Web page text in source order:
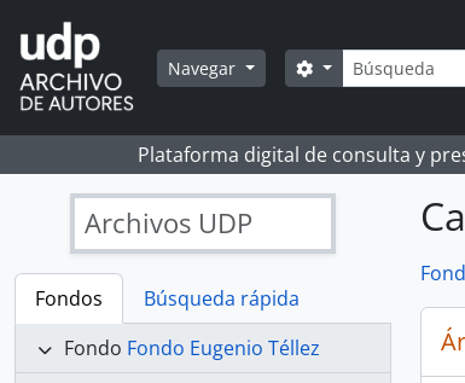
Skip to main content
Navegar Búsqueda
Search options
Plataforma digital de consulta y
Archivos UDP
Fondos
Búsqueda rápida
Fondo Fondo Eugenio Téllez